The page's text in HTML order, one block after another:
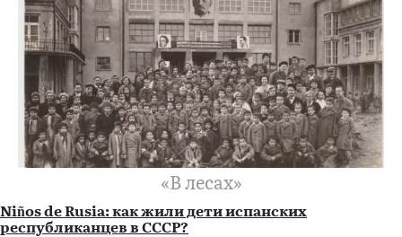
«В лесах»
Niños de Rusia: как жили дети испанских
республиканцев в СССР?